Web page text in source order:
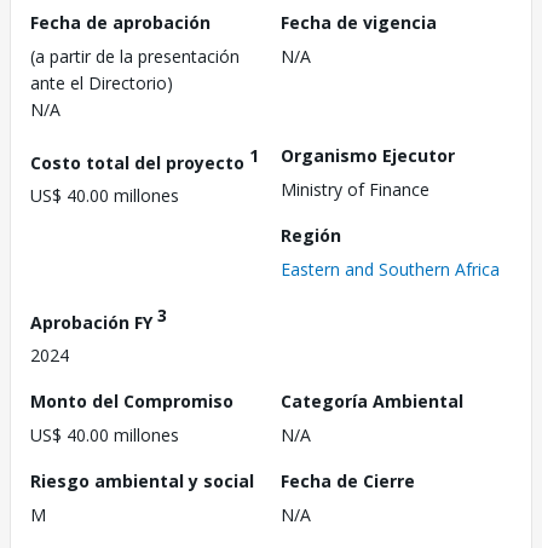
Fecha de aprobación
(a partir de la presentación
ante el Directorio)
N/A
Fecha de vigencia
N/A
Costo total del proyecto 1
US$ 40.00 millones
Organismo Ejecutor
Ministry of Finance
Región
Eastern and Southern Africa
Aprobación FY3
2024
Monto del Compromiso
US$ 40.00 millones
Categoría Ambiental
N/A
Riesgo ambiental y social
M
Fecha de Cierre
N/A